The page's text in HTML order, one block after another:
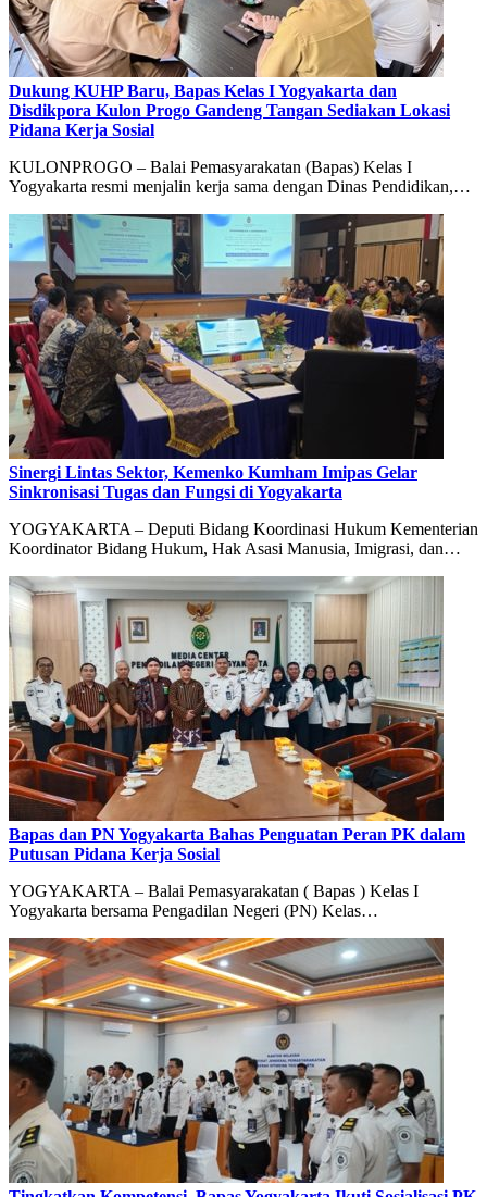
Dukung KUHP Baru, Bapas Kelas I Yogyakarta dan
Disdikpora Kulon Progo Gandeng Tangan Sediakan Lokasi
Pidana Kerja Sosial
KULONPROGO – Balai Pemasyarakatan (Bapas) Kelas I
Yogyakarta resmi menjalin kerja sama dengan Dinas Pendidikan,…
Sinergi Lintas Sektor, Kemenko Kumham Imipas Gelar
Sinkronisasi Tugas dan Fungsi di Yogyakarta
YOGYAKARTA – Deputi Bidang Koordinasi Hukum Kementerian
Koordinator Bidang Hukum, Hak Asasi Manusia, Imigrasi, dan…
Bapas dan PN Yogyakarta Bahas Penguatan Peran PK dalam
Putusan Pidana Kerja Sosial
YOGYAKARTA – Balai Pemasyarakatan ( Bapas ) Kelas I
Yogyakarta bersama Pengadilan Negeri (PN) Kelas…